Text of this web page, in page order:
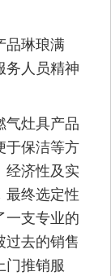
琳琅满
务人员精神
灶具产品
于保洁等方
经济性及实
最终选定性
一支专业的
过去的销售
门推销服